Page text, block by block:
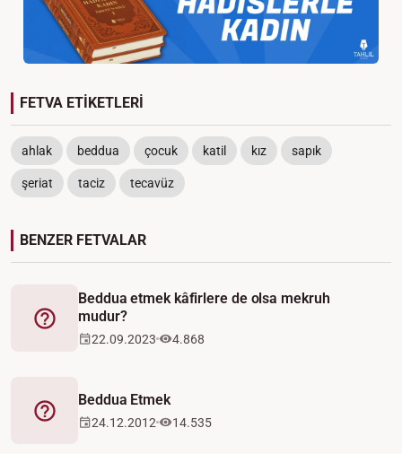
FETVA ETİKETLERİ
ahlak beddua çocuk katil kız sapık
şeriat taciz tecavüz
BENZER FETVALAR
Fetva
Beddua etmek kâfirlere de olsa mekruh
mudur?
22.09.2023 4.868
Fetva
Beddua Etmek
24.12.2012 14.535